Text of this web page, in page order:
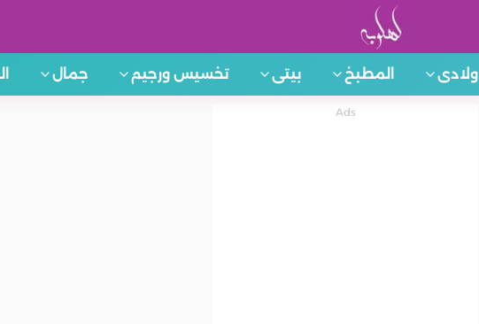
ولادى المطبخ بيتى تخسيس ورجيم جمال